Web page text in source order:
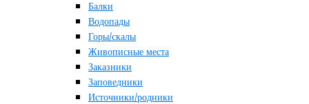
Балки
Водопады
Горы/скалы
Живописные места
Заказники
Заповедники
Источники/родники